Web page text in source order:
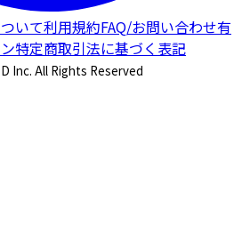
いて利用規約FAQ/お問い合わせ有
特定商取引法に基づく表記
Inc. All Rights Reserved